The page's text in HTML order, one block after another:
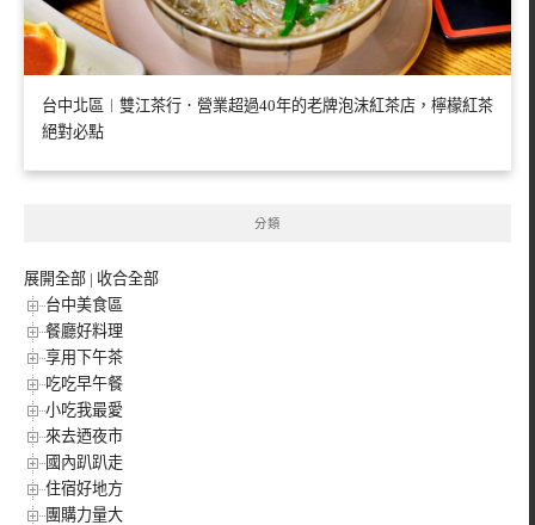
台中北區︱雙江茶行．營業超過40年的老牌泡沫紅茶店，檸檬紅茶
絕對必點
分類
展開全部 | 收合全部
台中美食區
餐廳好料理
享用下午茶
吃吃早午餐
小吃我最愛
來去迺夜市
國內趴趴走
住宿好地方
團購力量大